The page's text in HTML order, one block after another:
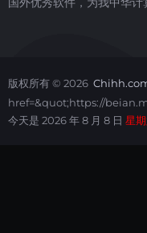
版权所有 © 2026
href=&quot;https://
今天是 2026 年 8 月 8 日 星